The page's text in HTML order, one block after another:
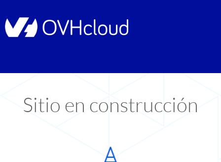
Sitio en construcción